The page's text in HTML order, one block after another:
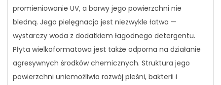
promieniowanie UV, a barwy jego powierzchni nie
bledną. Jego pielęgnacja jest niezwykle łatwa —
wystarczy woda z dodatkiem łagodnego detergentu.
Płyta wielkoformatowa jest także odporna na działanie
agresywnych środków chemicznych. Struktura jego
powierzchni uniemożliwia rozwój pleśni, bakterii i